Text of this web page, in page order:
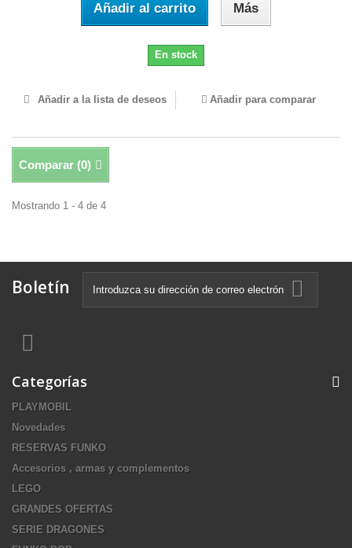
Añadir al carrito Más
En stock
Añadir a la lista de deseos Añadir para comparar
Comparar (0)
Mostrando 1 - 4 de 4
Boletín
Categorías
PLAYMOBIL
Novedades
RESERVAS FUNKO
Accesorios , armas y complementos
LEGO
GRANDES OFERTAS
SERIE DRAGONES